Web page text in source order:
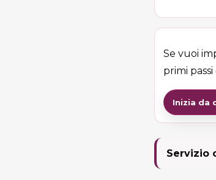
Se vuoi
primi
Inizia da
Servizio